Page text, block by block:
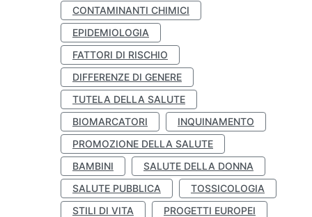
CONTAMINANTI CHIMICI
EPIDEMIOLOGIA
FATTORI DI RISCHIO
DIFFERENZE DI GENERE
TUTELA DELLA SALUTE
BIOMARCATORI
INQUINAMENTO
PROMOZIONE DELLA SALUTE
BAMBINI
SALUTE DELLA DONNA
SALUTE PUBBLICA
TOSSICOLOGIA
STILI DI VITA
PROGETTI EUROPEI